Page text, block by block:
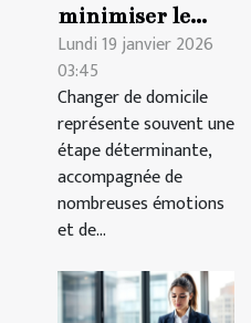
minimiser le
stress lors d'un
changement de
domicile ?
Lundi 19 janvier 2026
03:45
Changer de domicile
représente souvent une
étape déterminante,
accompagnée de
nombreuses émotions
et de...